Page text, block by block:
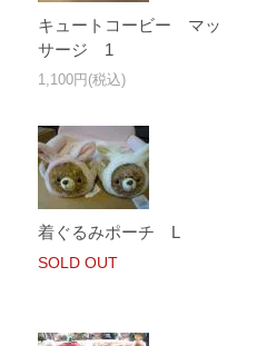
キュートコービー マッ
サージ 1
1,100円(税込)
着ぐるみポーチ L
SOLD OUT